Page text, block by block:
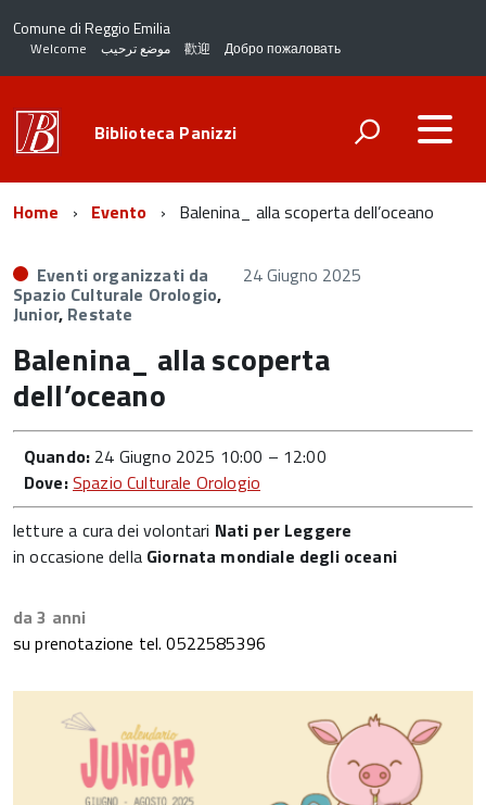
Comune di Reggio Emilia
Welcome موضع ترحيب 歡迎 Добро пожаловать
Biblioteca Panizzi
Home Evento Balenina_ alla scoperta dell’oceano
Eventi organizzati da
Spazio Culturale Orologio,
Junior, Restate
24 Giugno 2025
Balenina_ alla scoperta
dell’oceano
Quando: 24 Giugno 2025 10:00 – 12:00
Dove:Spazio Culturale Orologio
letture a cura dei volontari Nati per Leggere
in occasione della Giornata mondiale degli oceani
da 3 anni
su prenotazione tel. 0522585396